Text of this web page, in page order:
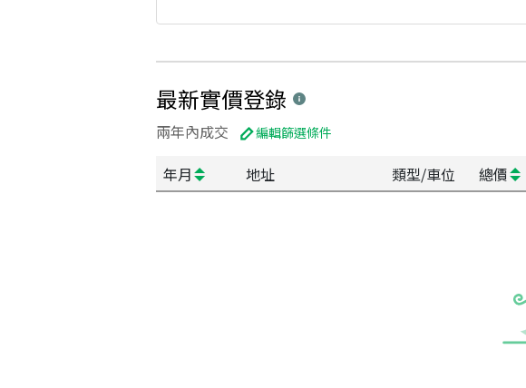
最新實價登錄
兩年內成交 編輯篩選條件
年月 地址 類型/車位 總價